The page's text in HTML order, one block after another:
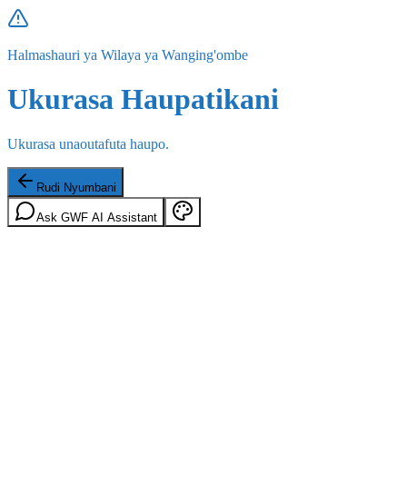
Halmashauri ya Wilaya ya Wanging'ombe
Ukurasa Haupatikani
Ukurasa unaoutafuta haupo.
Rudi Nyumbani
Ask GWF AI Assistant